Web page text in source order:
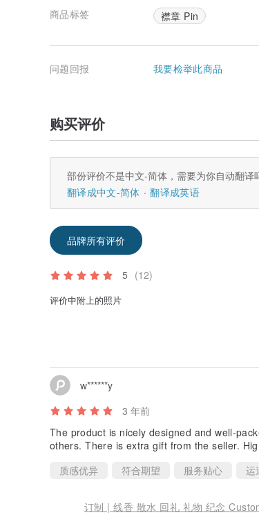
商品标签 襟章 Pin
问题回报 我要检举此商品
购买评价
部份评价不是中文-简体，需要为你自动翻译
翻译成中文-简体
翻译成英语
品牌所有评价
5 (12)
评价中附上的照片
w******y
3 年前
The product is nicely designed and well-
others. There is extra gift from the seller.
质感优异
符合期望 服务贴心 运
订制 | 线香 散水 回礼 礼物 纪念